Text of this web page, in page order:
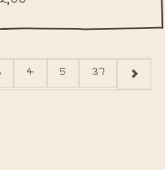
4 5 37